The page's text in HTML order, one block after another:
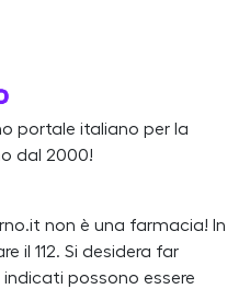
portale italiano per la
dal 2000!
non è una farmacia! In
il 112. Si desidera far
indicati possono essere